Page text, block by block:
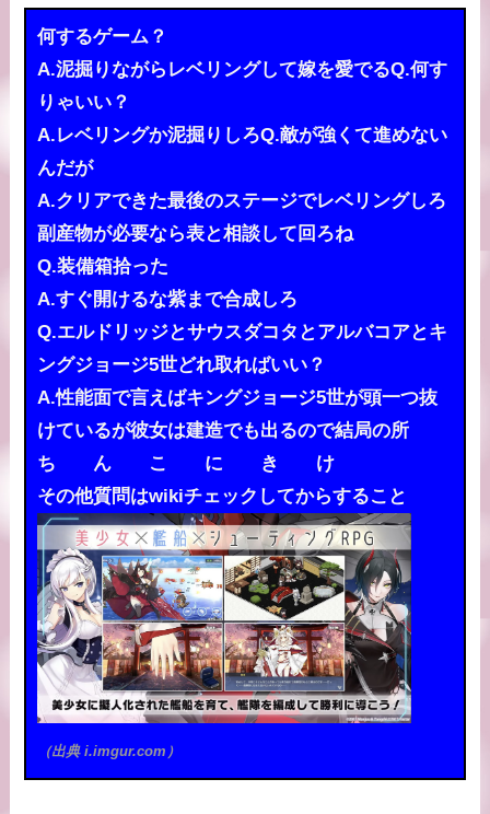
何するゲーム？
A.泥掘りながらレベリングして嫁を愛でるQ.何す
りゃいい？
A.レベリングか泥掘りしろQ.敵が強くて進めない
んだが
A.クリアできた最後のステージでレベリングしろ
副産物が必要なら表と相談して回ろね
Q.装備箱拾った
A.すぐ開けるな紫まで合成しろ
Q.エルドリッジとサウスダコタとアルバコアとキ
ングジョージ5世どれ取ればいい？
A.性能面で言えばキングジョージ5世が頭一つ抜
けているが彼女は建造でも出るので結局の所
ち ん こ に き け
その他質問はwikiチェックしてからすること
（出典 i.imgur.com）